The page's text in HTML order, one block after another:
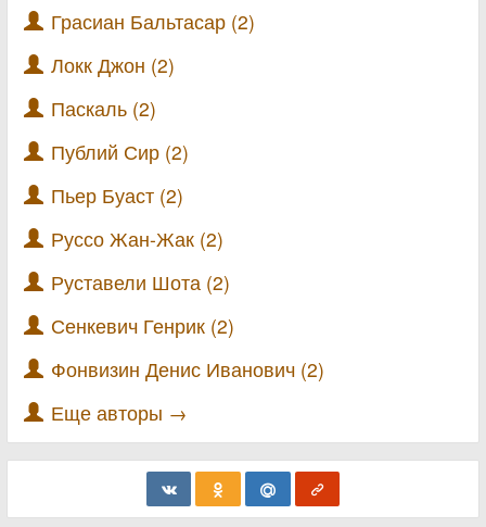
Грасиан Бальтасар (2)
Локк Джон (2)
Паскаль (2)
Публий Сир (2)
Пьер Буаст (2)
Руссо Жан-Жак (2)
Руставели Шота (2)
Сенкевич Генрик (2)
Фонвизин Денис Иванович (2)
Еще авторы →